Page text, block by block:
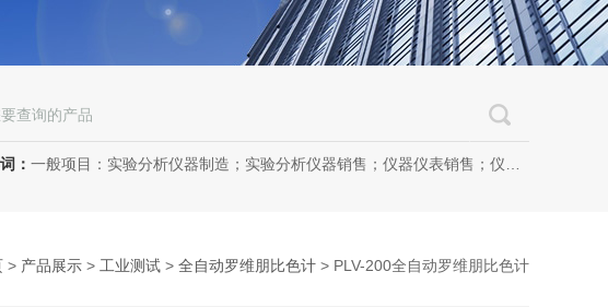
： 一般项目：实验分析仪器制造；实验分析仪器销售；仪器仪表销售；仪器仪表制造；电子测量仪器销售；电子测量仪器制造；电子产品销售；环境保护专用设备制造；环境保护专用设备销售；办公设备销售；办公设备耗材制造；专用设备修理；信息安全设备制造；信息安全设备销售；物联网设备制造；通信设备制造；电子（气）物理设备及其他电子设备制造；技术服务、技术开发、技术咨询、技术交流、技术转让、技术推广；软件开发；光污染治理服务；工程管理服务；电子专用设备制造；教学用模型及教具制造；教学用模型及教具销售；金属材料销售；通讯设备销售；通讯设备修理；五金产品制造；五金产品批发；五金产品零售；五金产品研发；信息咨询服务（不含许可类信息咨询服务）；信息技术咨询服务；物联网设备销售（除依法须经批准的项目外，凭营业执照依法自主开展经营活动）许可项目：房屋建筑和市政基础设施项目工程总承包；互联网平台（依法须经批准的项目，经相关部门批准后方可开展经营活动，具体经营项目以审批结果为准）
> 产品展示 > 工业测试 > 全自动罗维朋比色计 > PLV-200全自动罗维朋比色计